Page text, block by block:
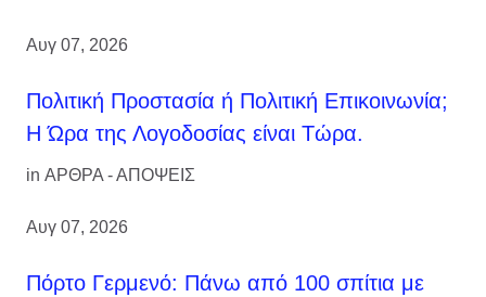
Αυγ 07, 2026
Πολιτική Προστασία ή Πολιτική Επικοινωνία;
Η Ώρα της Λογοδοσίας είναι Τώρα.
in ΑΡΘΡΑ - ΑΠΟΨΕΙΣ
Αυγ 07, 2026
Πόρτο Γερμενό: Πάνω από 100 σπίτια με